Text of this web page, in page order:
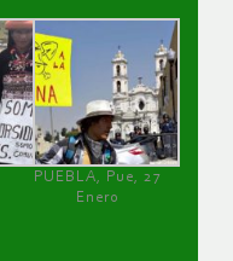
PUEBLA, Pue, 27
Enero